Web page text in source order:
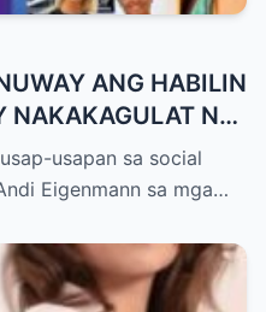
ANG HABILIN
NAKAKAGULAT NA
usapan sa social
Eigenmann sa mga…